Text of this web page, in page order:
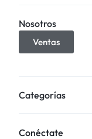
Nosotros
Ventas
Categorías
Conéctate